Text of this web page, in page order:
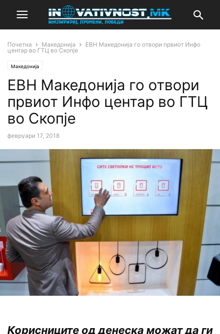
Почетна Македонија
ЕВН Македонија го отвори првиот Инфо
центар во ГТЦ во Скопје
Македонија
ЕВН Македонија го отвори
првиот Инфо центар во ГТЦ
во Скопје
февруари 17, 2018
Корисниците од денеска можат да ги